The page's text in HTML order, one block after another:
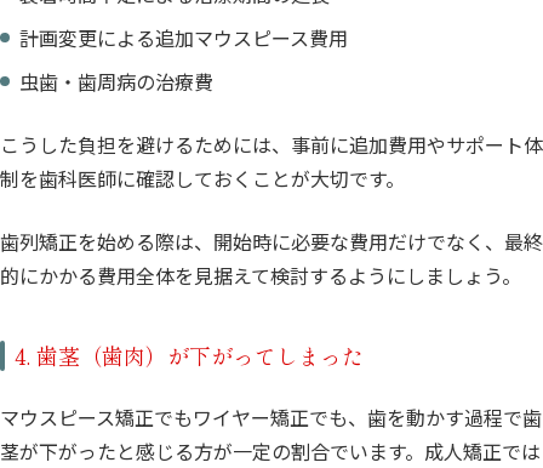
計画変更による追加マウスピース費用
虫歯・歯周病の治療費
こうした負担を避けるためには、事前に追加費用やサポート体
制を歯科医師に確認しておくことが大切です。
歯列矯正を始める際は、開始時に必要な費用だけでなく、最終
的にかかる費用全体を見据えて検討するようにしましょう。
4. 歯茎（歯肉）が下がってしまった
マウスピース矯正でもワイヤー矯正でも、歯を動かす過程で歯
茎が下がったと感じる方が一定の割合でいます。成人矯正では